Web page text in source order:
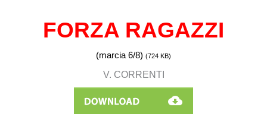
FORZA RAGAZZI
(marcia 6/8) (724 KB)
V. CORRENTI